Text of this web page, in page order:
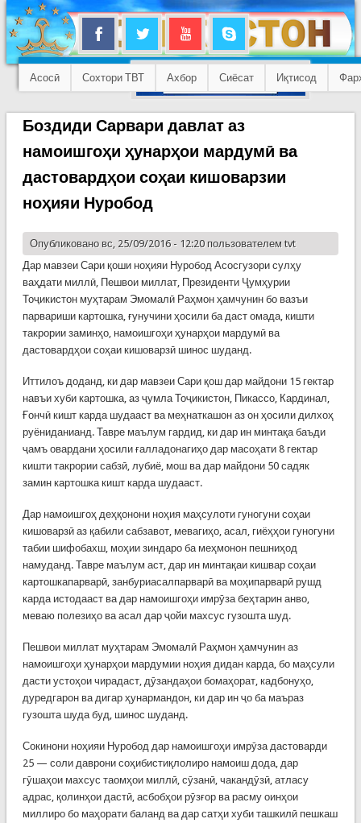
Асосӣ Сохтори ТВТ Ахбор Сиёсат Иқтисод
Боздиди Сарвари давлат аз
намоишгоҳи ҳунарҳои мардумӣ ва
дастовардҳои соҳаи кишоварзии
ноҳияи Нуробод
Опубликовано вс, 25/09/2016 - 12:20 пользователем tvt
Дар мавзеи Сари қоши ноҳияи Нуробод Асосгузори сулҳу
ваҳдати миллӣ, Пешвои миллат, Президенти Ҷумҳурии
Тоҷикистон муҳтарам Эмомалӣ Раҳмон ҳамчунин бо вазъи
парвариши картошка, ғунучини ҳосили ба даст омада, кишти
такрории заминҳо, намоишгоҳи ҳунарҳои мардумӣ ва
дастовардҳои соҳаи кишоварзӣ шинос шуданд.
Иттилоъ доданд, ки дар мавзеи Сари қош дар майдони 15 гектар
навъи хуби картошка, аз ҷумла Тоҷикистон, Пикассо, Кардинал,
Ғончӣ кишт карда шудааст ва меҳнаткашон аз он ҳосили дилхоҳ
руёниданианд. Тавре маълум гардид, ки дар ин минтақа баъди
ҷамъ овардани ҳосили ғалладонагиҳо дар масоҳати 8 гектар
кишти такрории сабзӣ, лубиё, мош ва дар майдони 50 садяк
замин картошка кишт карда шудааст.
Дар намоишгоҳ деҳқонони ноҳия маҳсулоти гуногуни соҳаи
кишоварзӣ аз қабили сабзавот, мевагиҳо, асал, гиёҳҳои гуногуни
табии шифобахш, моҳии зиндаро ба меҳмонон пешниҳод
намуданд. Тавре маълум аст, дар ин минтақаи кишвар соҳаи
картошкапарварӣ, занбуриасалпарварӣ ва моҳипарварӣ рушд
карда истодааст ва дар намоишгоҳи имрӯза беҳтарин анво,
меваю полезиҳо ва асал дар ҷойи махсус гузошта шуд.
Пешвои миллат муҳтарам Эмомалӣ Раҳмон ҳамчунин аз
намоишгоҳи ҳунарҳои мардумии ноҳия дидан карда, бо маҳсули
дасти устоҳои чирадаст, дӯзандаҳои бомаҳорат, кадбонуҳо,
дуредгарон ва дигар ҳунармандон, ки дар ин ҷо ба маъраз
гузошта шуда буд, шинос шуданд.
Сокинони ноҳияи Нуробод дар намоишгоҳи имрӯза дастоварди
25 — соли даврони соҳибистиқлолиро намоиш дода, дар
гӯшаҳои махсус таомҳои миллӣ, сӯзанӣ, чакандӯзӣ, атласу
адрас, қолинҳои дастӣ, асбобҳои рӯзғор ва расму оинҳои
миллиро бо маҳорати баланд ва дар сатҳи хуби ташкилӣ пешкаш